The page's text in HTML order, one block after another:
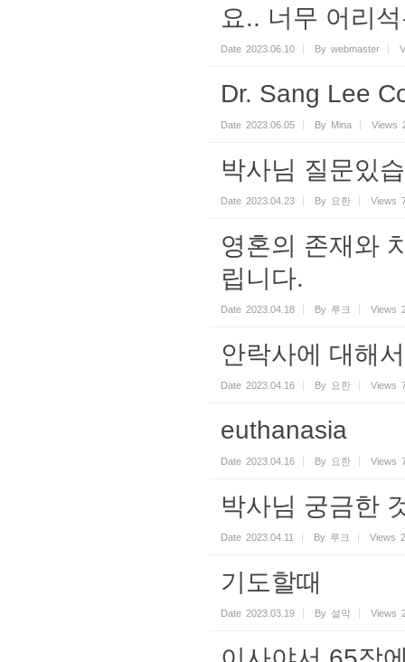
요.. 너무 어리
Date 2023.06.10 By webmaster
Dr. Sang Lee
Date 2023.06.05 By Mina Views
박사님 질문있
Date 2023.04.23 By 요한 Views
영혼의 존재와
립니다.
Date 2023.04.18 By 루크 Views
안락사에 대해서
Date 2023.04.16 By 요한 Views
euthanasia
Date 2023.04.16 By 요한 Views
박사님 궁금한
Date 2023.04.11 By 루크 Views
기도할때
Date 2023.03.19 By 설악 Views